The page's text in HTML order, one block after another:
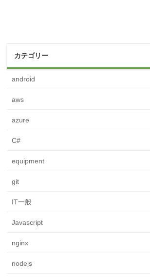
カテゴリー
android
aws
azure
C#
equipment
git
IT一般
Javascript
nginx
nodejs